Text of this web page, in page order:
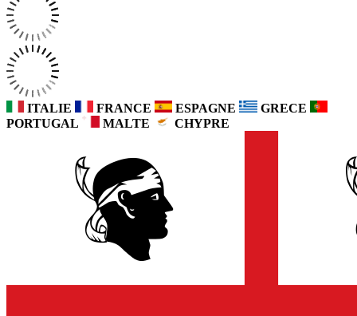
ITALIE FRANCE ESPAGNE
GRECE
PORTUGAL
MALTE CHYPRE